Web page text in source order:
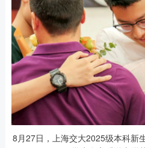
8月27日，上海交大2025级本科新